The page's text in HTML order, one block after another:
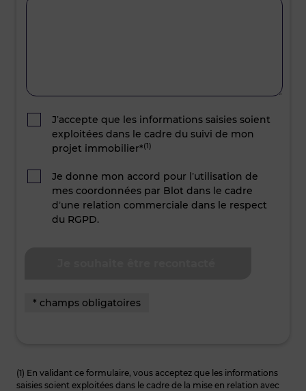
J’accepte que les informations saisies soient
exploitées dans le cadre du suivi de mon
projet immobilier*(1)
Je donne mon accord pour l’utilisation de
mes coordonnées par Blot dans le cadre
d’une relation commerciale dans le respect
du RGPD.
* champs obligatoires
(1) En validant ce formulaire, vous acceptez que les informations
saisies soient exploitées dans le cadre de la mise en relation avec